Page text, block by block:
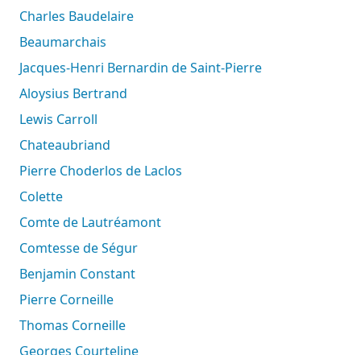
Charles Baudelaire
Beaumarchais
Jacques-Henri Bernardin de Saint-Pierre
Aloysius Bertrand
Lewis Carroll
Chateaubriand
Pierre Choderlos de Laclos
Colette
Comte de Lautréamont
Comtesse de Ségur
Benjamin Constant
Pierre Corneille
Thomas Corneille
Georges Courteline